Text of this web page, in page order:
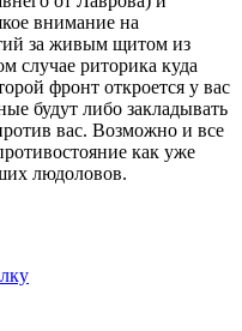
внимание на
за живым щитом из
случае риторика куда
фронт откроется у вас
будут либо закладывать
вас. Возможно и все
как уже
людоловов.